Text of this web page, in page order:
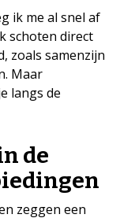
ik me al snel af
schoten direct
zoals samenzijn
Maar
langs de
de
zeggen een